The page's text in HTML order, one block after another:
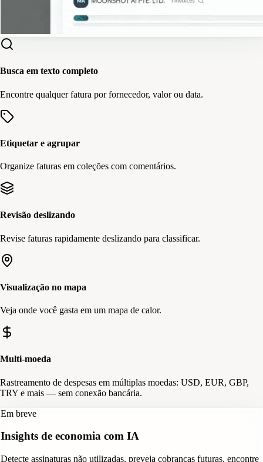
Busca em texto completo
Encontre qualquer fatura por fornecedor, valor ou data.
Etiquetar e agrupar
Organize faturas em coleções com comentários.
Revisão deslizando
Revise faturas rapidamente deslizando para classificar.
Visualização no mapa
Veja onde você gasta em um mapa de calor.
Multi-moeda
Rastreamento de despesas em múltiplas moedas: USD, EUR, GBP,
TRY e mais — sem conexão bancária.
Em breve
Insights de economia com IA
Detecte assinaturas não utilizadas, preveja cobranças futuras, encontre